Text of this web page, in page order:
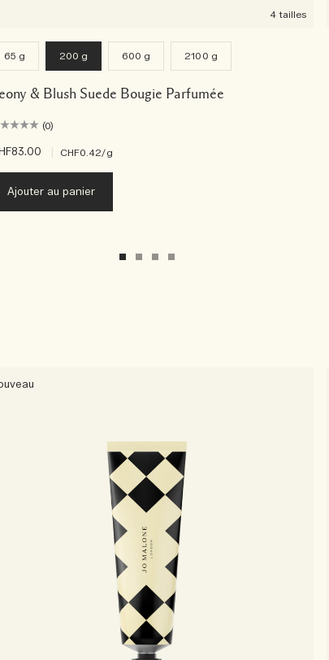
4 tailles
65 g 200 g 600 g 2100 g
& Blush Suede Bougie Parfumée
(0)
CHF0.42/g
Ajouter au panier